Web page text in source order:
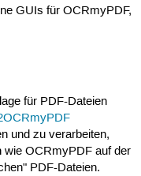
GUIs für OCRmyPDF,
für PDF-Dateien
und zu verarbeiten,
OCRmyPDF auf der
PDF-Dateien.